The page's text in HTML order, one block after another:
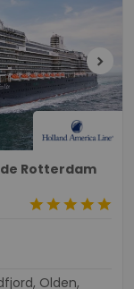
chevron_right
Rotterdam
starstarstarstarstar